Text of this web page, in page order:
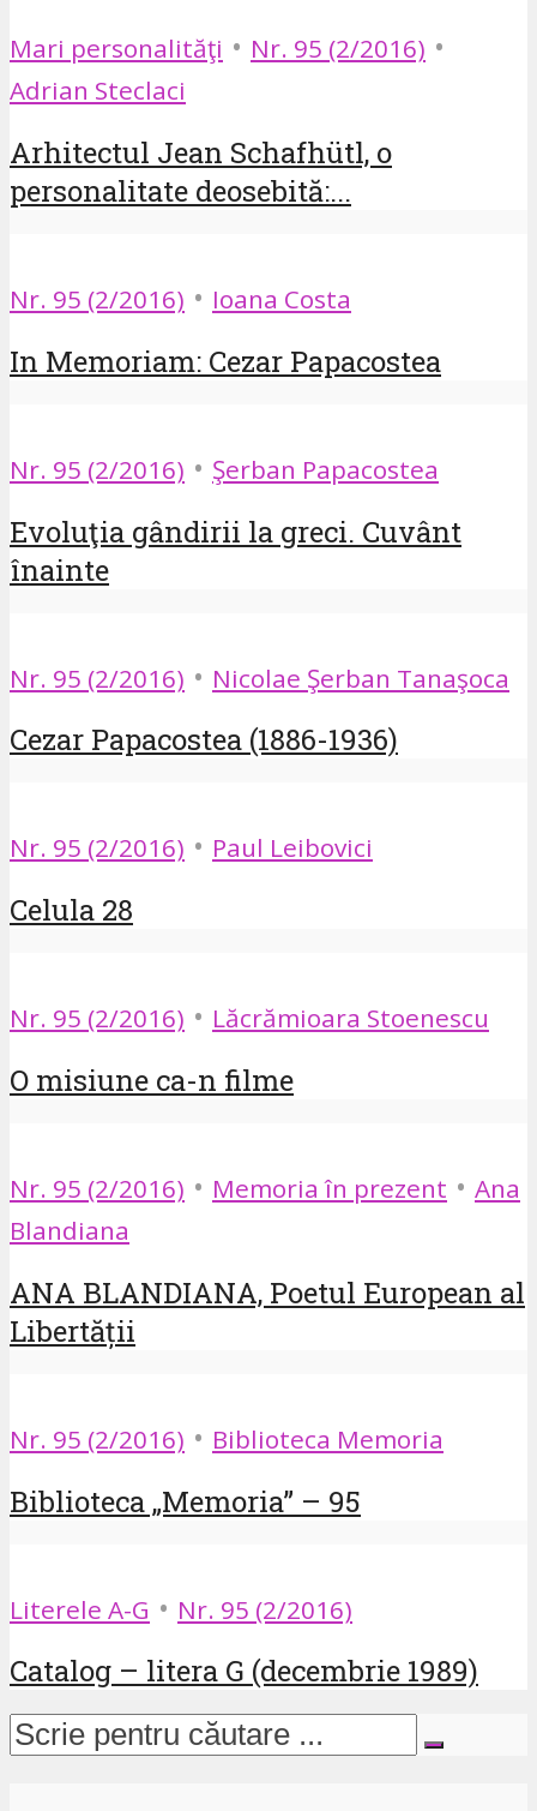
Mari personalităţi • Nr. 95 (2/2016) •
Adrian Steclaci
Arhitectul Jean Schafhütl, o
personalitate deosebită:...
Nr. 95 (2/2016) • Ioana Costa
In Memoriam: Cezar Papacostea
Nr. 95 (2/2016) • Şerban Papacostea
Evoluţia gândirii la greci. Cuvânt
înainte
Nr. 95 (2/2016) • Nicolae Şerban Tanaşoca
Cezar Papacostea (1886-1936)
Nr. 95 (2/2016) • Paul Leibovici
Celula 28
Nr. 95 (2/2016) • Lăcrămioara Stoenescu
O misiune ca-n filme
Nr. 95 (2/2016) • Memoria în prezent • Ana
Blandiana
ANA BLANDIANA, Poetul European al
Libertății
Nr. 95 (2/2016) • Biblioteca Memoria
Biblioteca „Memoria” – 95
Literele A-G • Nr. 95 (2/2016)
Catalog – litera G (decembrie 1989)